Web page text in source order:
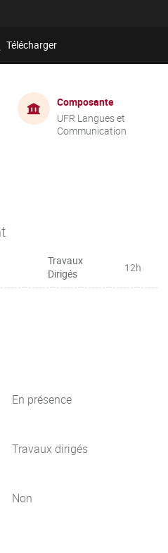
Télécharger
Composante
UFR Langues et
Communication
Travaux
Dirigés
12h
En présence
Travaux dirigés
Non